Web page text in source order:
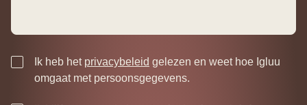
GeenIk heb het privacybeleid gelezen en weet hoe Igluu
omgaat met persoonsgegevens.